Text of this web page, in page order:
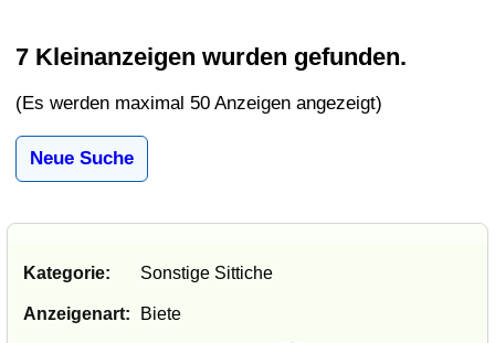
7 Kleinanzeigen wurden gefunden.
(Es werden maximal 50 Anzeigen angezeigt)
Neue Suche
Kategorie: Sonstige Sittiche
Anzeigenart: Biete